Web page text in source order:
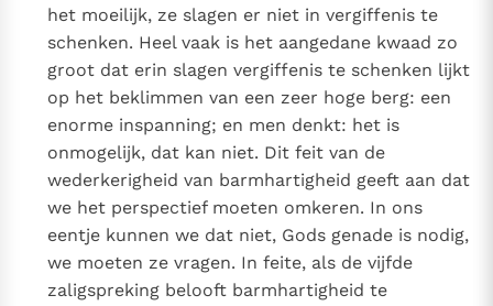
het moeilijk, ze slagen er niet in vergiffenis te
schenken. Heel vaak is het aangedane kwaad zo
groot dat erin slagen vergiffenis te schenken lijkt
op het beklimmen van een zeer hoge berg: een
enorme inspanning; en men denkt: het is
onmogelijk, dat kan niet. Dit feit van de
wederkerigheid van barmhartigheid geeft aan dat
we het perspectief moeten omkeren. In ons
eentje kunnen we dat niet, Gods genade is nodig,
we moeten ze vragen. In feite, als de vijfde
zaligspreking belooft barmhartigheid te